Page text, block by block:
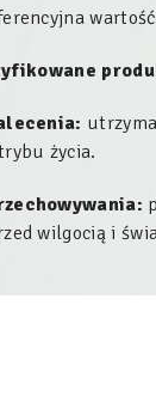
życia.
wilgocią i